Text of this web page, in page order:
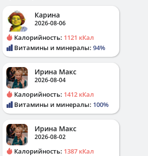
Карина
2026-08-06
Калорийность: 1121 кКал
Витамины и минералы: 94%
Ирина Макс
2026-08-04
Калорийность: 1412 кКал
Витамины и минералы: 100%
Ирина Макс
2026-08-02
Калорийность: 1387 кКал